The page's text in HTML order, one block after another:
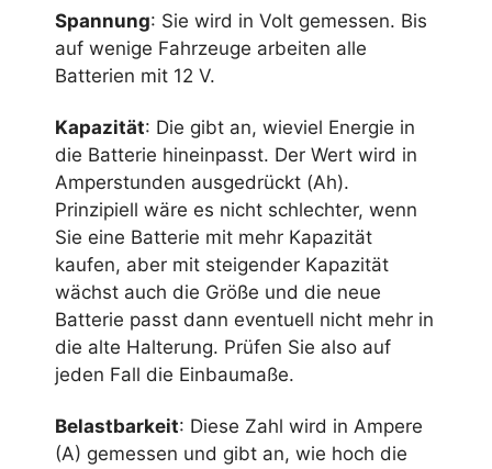
Spannung: Sie wird in Volt gemessen. Bis
auf wenige Fahrzeuge arbeiten alle
Batterien mit 12 V.
Kapazität: Die gibt an, wieviel Energie in
die Batterie hineinpasst. Der Wert wird in
Amperstunden ausgedrückt (Ah).
Prinzipiell wäre es nicht schlechter, wenn
Sie eine Batterie mit mehr Kapazität
kaufen, aber mit steigender Kapazität
wächst auch die Größe und die neue
Batterie passt dann eventuell nicht mehr in
die alte Halterung. Prüfen Sie also auf
jeden Fall die Einbaumaße.
Belastbarkeit: Diese Zahl wird in Ampere
(A) gemessen und gibt an, wie hoch die